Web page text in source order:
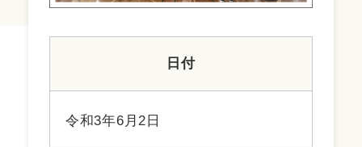
日付
令和3年6月2日